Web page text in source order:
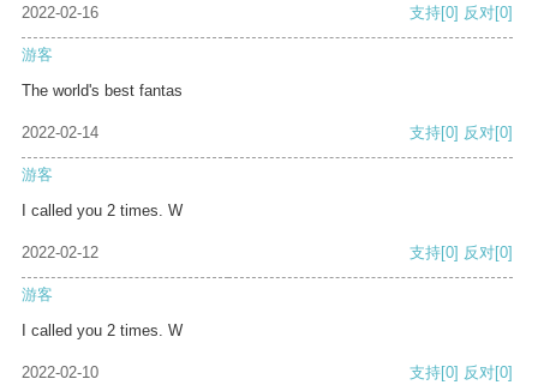
2022-02-16 支持[0] 反对[0]
游客
The world's best fantas
2022-02-14 支持[0] 反对[0]
游客
I called you 2 times. W
2022-02-12 支持[0] 反对[0]
游客
I called you 2 times. W
2022-02-10 支持[0] 反对[0]